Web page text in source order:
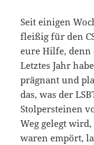
Seit einigen
fleißig für den
eure Hilfe, denn
Letztes Jahr
prägnant und
das, was der
Stolpersteinen
Weg gelegt
waren empört,